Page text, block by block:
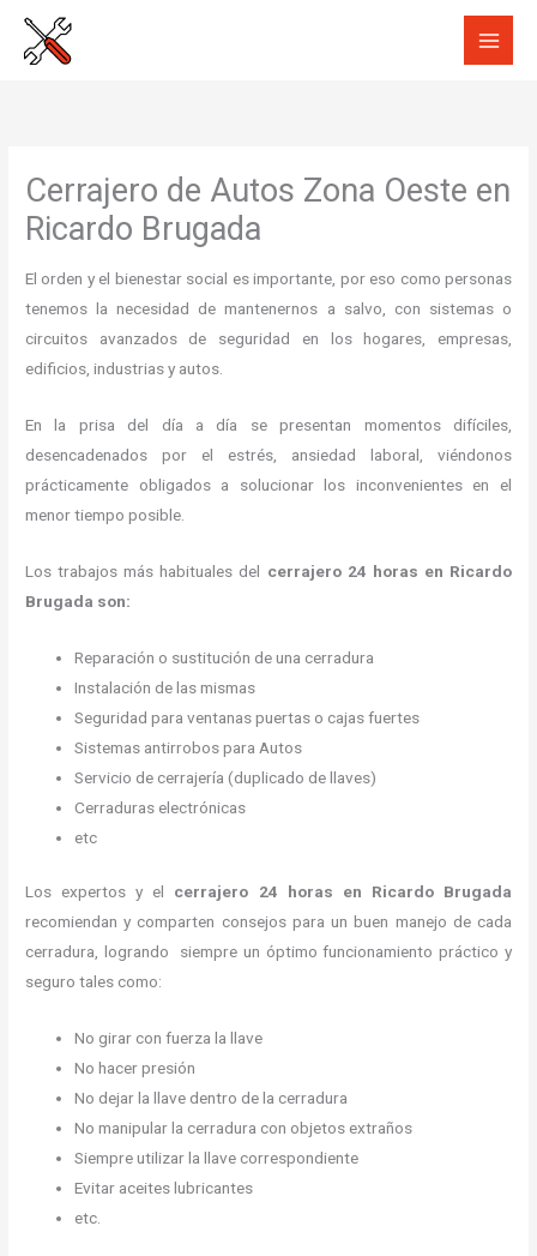
Cerrajero de Autos Zona Oeste en
Ricardo Brugada
El orden y el bienestar social es importante, por eso como personas
tenemos la necesidad de mantenernos a salvo, con sistemas o
circuitos avanzados de seguridad en los hogares, empresas,
edificios, industrias y autos.
En la prisa del día a día se presentan momentos difíciles,
desencadenados por el estrés, ansiedad laboral, viéndonos
prácticamente obligados a solucionar los inconvenientes en el
menor tiempo posible.
Los trabajos más habituales del cerrajero 24 horas en Ricardo
Brugada son:
Reparación o sustitución de una cerradura
Instalación de las mismas
Seguridad para ventanas puertas o cajas fuertes
Sistemas antirrobos para Autos
Servicio de cerrajería (duplicado de llaves)
Cerraduras electrónicas
etc
Los expertos y el cerrajero 24 horas
en Ricardo Brugada
recomiendan y comparten consejos para un buen manejo de cada
cerradura, logrando siempre un óptimo funcionamiento práctico y
seguro tales como:
No girar con fuerza la llave
No hacer presión
No dejar la llave dentro de la cerradura
No manipular la cerradura con objetos extraños
Siempre utilizar la llave correspondiente
Evitar aceites lubricantes
etc.